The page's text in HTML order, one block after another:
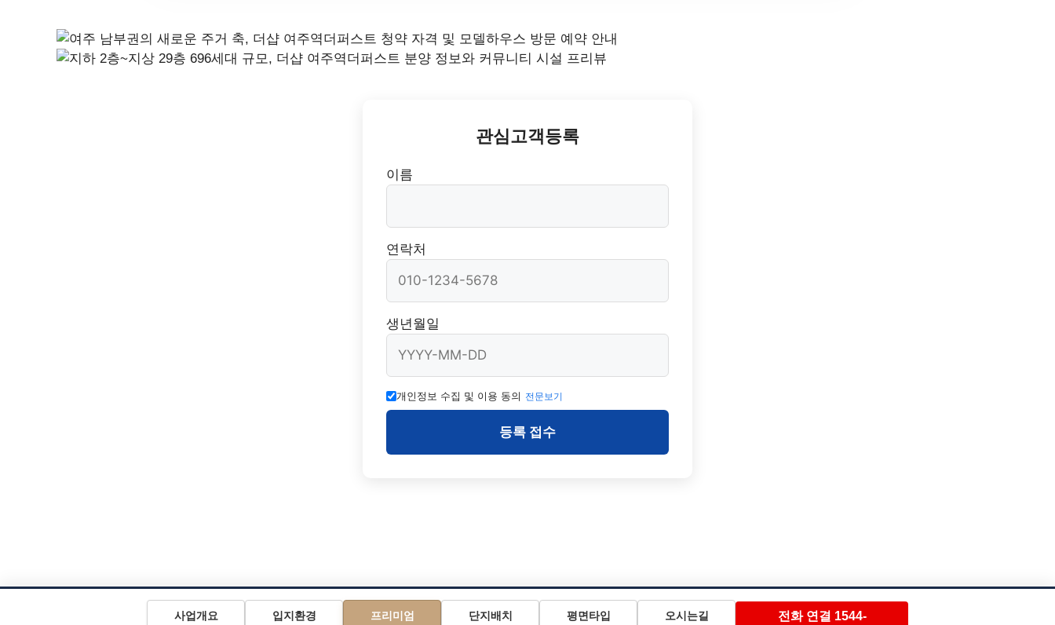
관심고객등록
이름
연락처
생년월일
개인정보 수집 및 이용 동의 전문보기
등록 접수
사업개요 입지환경 프리미엄 단지배치 평면타입 오시는길 전화 연결 1544-